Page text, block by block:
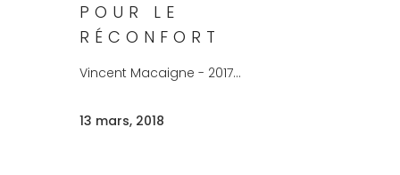
POUR LE
RÉCONFORT
Vincent Macaigne - 2017...
13 mars, 2018